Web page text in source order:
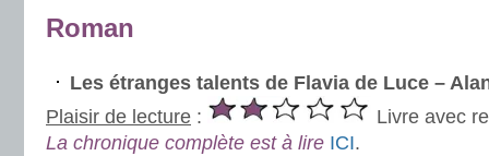
Roman
Les étranges talents de Flavia de Luce –
Plaisir de lecture :
Livre avec
La chronique complète est à lire ICI.